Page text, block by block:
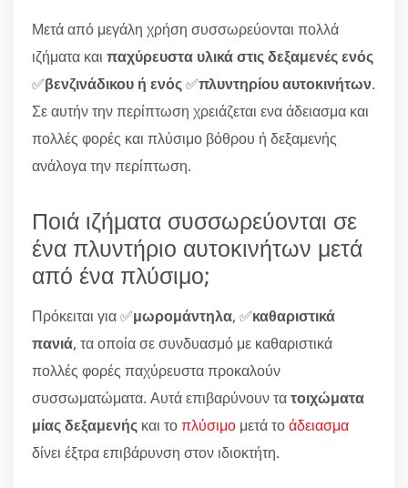
Μετά από μεγάλη χρήση συσσωρεύονται πολλά
ιζήματα και παχύρευστα υλικά στις δεξαμενές ενός
✅βενζινάδικου ή ενός✅πλυντηρίου αυτοκινήτων.
Σε αυτήν την περίπτωση χρειάζεται ενα άδειασμα και
πολλές φορές και πλύσιμο βόθρου ή δεξαμενής
ανάλογα την περίπτωση.
Ποιά ιζήματα συσσωρεύονται σε
ένα πλυντήριο αυτοκινήτων μετά
από ένα πλύσιμο;
Πρόκειται για ✅μωρομάντηλα, ✅καθαριστικά
πανιά, τα οποία σε συνδυασμό με καθαριστικά
πολλές φορές παχύρευστα προκαλούν
συσσωματώματα. Αυτά επιβαρύνουν τατοιχώματα
μίας δεξαμενής και τοπλύσιμο μετά τοάδειασμα
δίνει έξτρα επιβάρυνση στον ιδιοκτήτη.